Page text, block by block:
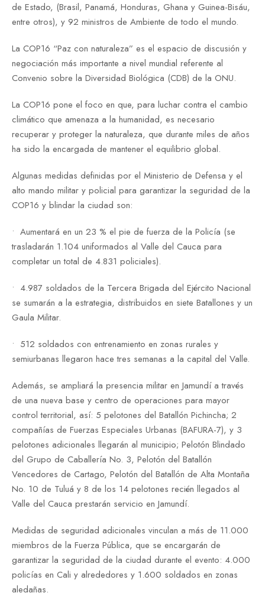
de Estado, (Brasil, Panamá, Honduras, Ghana y Guinea-Bisáu,
entre otros), y 92 ministros de Ambiente de todo el mundo.
La COP16 “Paz con naturaleza” es el espacio de discusión y
negociación más importante a nivel mundial referente al
Convenio sobre la Diversidad Biológica (CDB) de la ONU.
La COP16 pone el foco en que, para luchar contra el cambio
climático que amenaza a la humanidad, es necesario
recuperar y proteger la naturaleza, que durante miles de años
ha sido la encargada de mantener el equilibrio global.
Algunas medidas definidas por el Ministerio de Defensa y el
alto mando militar y policial para garantizar la seguridad de la
COP16 y blindar la ciudad son:
•⁠ ⁠Aumentará en un 23 % el pie de fuerza de la Policía (se
trasladarán 1.104 uniformados al Valle del Cauca para
completar un total de 4.831 policiales).
•⁠ ⁠4.987 soldados de la Tercera Brigada del Ejército Nacional
se sumarán a la estrategia, distribuidos en siete Batallones y un
Gaula Militar.
•⁠ ⁠512 soldados con entrenamiento en zonas rurales y
semiurbanas llegaron hace tres semanas a la capital del Valle.
Además, se ampliará la presencia militar en Jamundí a través
de una nueva base y centro de operaciones para mayor
control territorial, así: ⁠5 pelotones del Batallón Pichincha; 2
compañías de Fuerzas Especiales Urbanas (BAFURA-7), y ⁠3
pelotones adicionales llegarán al municipio; Pelotón Blindado
del Grupo de Caballería No. 3, Pelotón del Batallón
Vencedores de Cartago, Pelotón del Batallón de Alta Montaña
No. 10 de Tuluá y 8 de los 14 pelotones recién llegados al
Valle del Cauca prestarán servicio en Jamundí.
Medidas de seguridad adicionales vinculan a más de 11.000
miembros de la Fuerza Pública, que se encargarán de
garantizar la seguridad de la ciudad durante el evento: 4.000
policías en Cali y alrededores y 1.600 soldados en zonas
aledañas.